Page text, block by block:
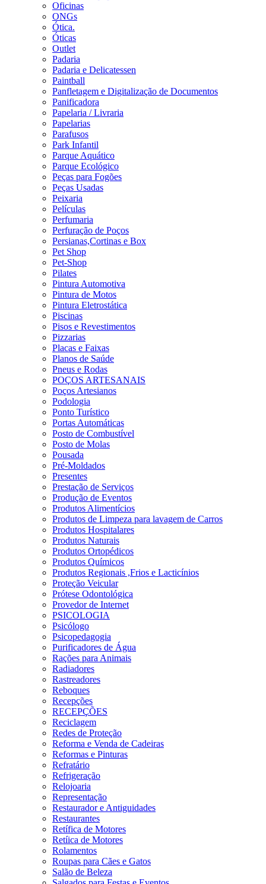
Oficinas
ONGs
Ótica.
Óticas
Outlet
Padaria
Padaria e Delicatessen
Paintball
Panfletagem e Digitalização de Documentos
Panificadora
Papelaria / Livraria
Papelarias
Parafusos
Park Infantil
Parque Aquático
Parque Ecológico
Peças para Fogões
Peças Usadas
Peixaria
Películas
Perfumaria
Perfuração de Poços
Persianas,Cortinas e Box
Pet Shop
Pet-Shop
Pilates
Pintura Automotiva
Pintura de Motos
Pintura Eletrostática
Piscinas
Pisos e Revestimentos
Pizzarias
Placas e Faixas
Planos de Saúde
Pneus e Rodas
POÇOS ARTESANAIS
Poços Artesianos
Podologia
Ponto Turístico
Portas Automáticas
Posto de Combustível
Posto de Molas
Pousada
Pré-Moldados
Presentes
Prestação de Serviços
Produção de Eventos
Produtos Alimentícios
Produtos de Limpeza para lavagem de Carros
Produtos Hospitalares
Produtos Naturais
Produtos Ortopédicos
Produtos Químicos
Produtos Regionais ,Frios e Lacticínios
Proteção Veicular
Prótese Odontológica
Provedor de Internet
PSICOLOGIA
Psicólogo
Psicopedagogia
Purificadores de Água
Rações para Animais
Radiadores
Rastreadores
Reboques
Recepções
RECEPÇÕES
Reciclagem
Redes de Proteção
Reforma e Venda de Cadeiras
Reformas e Pinturas
Refratário
Refrigeração
Relojoaria
Representação
Restaurador e Antiguidades
Restaurantes
Retífica de Motores
Retíica de Motores
Rolamentos
Roupas para Cães e Gatos
Salão de Beleza